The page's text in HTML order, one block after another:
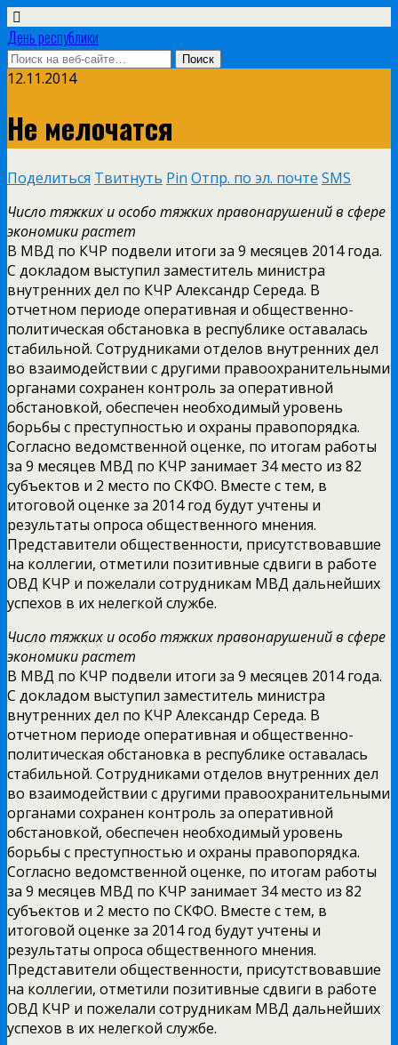
День республики
12.11.2014
Не мелочатся
Поделиться Твитнуть Pin Отпр. по эл. почте SMS
Число тяжких и особо тяжких правонарушений в сфере
экономики растет
В МВД по КЧР подвели итоги за 9 месяцев 2014 года.
С докладом выступил заместитель министра
внутренних дел по КЧР Александр Середа. В
отчетном периоде оперативная и общественно-
политическая обстановка в республике оставалась
стабильной. Сотрудниками отделов внутренних дел
во взаимодействии с другими правоохранительными
органами сохранен контроль за оперативной
обстановкой, обеспечен необходимый уровень
борьбы с преступностью и охраны правопорядка.
Согласно ведомственной оценке, по итогам работы
за 9 месяцев МВД по КЧР занимает 34 место из 82
субъектов и 2 место по СКФО. Вместе с тем, в
итоговой оценке за 2014 год будут учтены и
результаты опроса общественного мнения.
Представители общественности, присутствовавшие
на коллегии, отметили позитивные сдвиги в работе
ОВД КЧР и пожелали сотрудникам МВД дальнейших
успехов в их нелегкой службе.
Число тяжких и особо тяжких правонарушений в сфере
экономики растет
В МВД по КЧР подвели итоги за 9 месяцев 2014 года.
С докладом выступил заместитель министра
внутренних дел по КЧР Александр Середа. В
отчетном периоде оперативная и общественно-
политическая обстановка в республике оставалась
стабильной. Сотрудниками отделов внутренних дел
во взаимодействии с другими правоохранительными
органами сохранен контроль за оперативной
обстановкой, обеспечен необходимый уровень
борьбы с преступностью и охраны правопорядка.
Согласно ведомственной оценке, по итогам работы
за 9 месяцев МВД по КЧР занимает 34 место из 82
субъектов и 2 место по СКФО. Вместе с тем, в
итоговой оценке за 2014 год будут учтены и
результаты опроса общественного мнения.
Представители общественности, присутствовавшие
на коллегии, отметили позитивные сдвиги в работе
ОВД КЧР и пожелали сотрудникам МВД дальнейших
успехов в их нелегкой службе.